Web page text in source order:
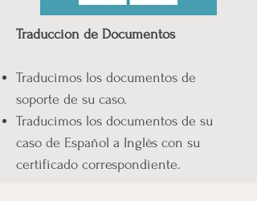
Traduccion de Documentos
Traducimos los documentos de
soporte de su caso.
Traducimos los documentos de su
caso de Español a Inglès con su
certificado correspondiente.